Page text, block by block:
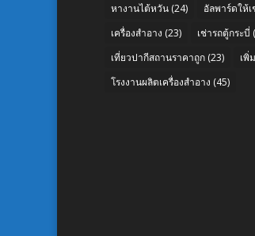
หางานไต้หวัน (24) อัลพาร์ดให้เ
เครื่องสำอาง (23) เช่ารถตู้กระบี่
เที่ยวปากีสถานราคาถูก (23) เพิ่
โรงงานผลิตเครื่องสำอาง (45)